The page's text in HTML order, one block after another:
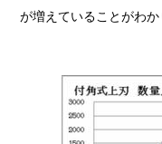
が増えていることがわか